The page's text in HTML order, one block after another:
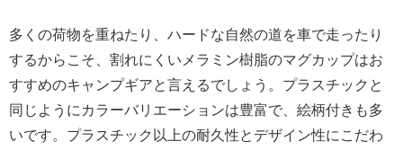
多くの荷物を重ねたり、ハードな自然の道を車で走ったり
するからこそ、割れにくいメラミン樹脂のマグカップはお
すすめのキャンプギアと言えるでしょう。プラスチックと
同じようにカラーバリエーションは豊富で、絵柄付きも多
いです。プラスチック以上の耐久性とデザイン性にこだわ